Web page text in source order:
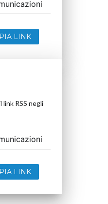
LINK
RSS negli
LINK